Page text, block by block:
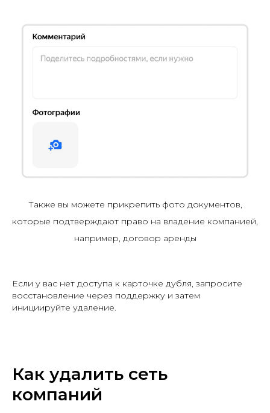
Также вы можете прикрепить фото документов,
которые подтверждают право на владение компанией,
например, договор аренды
Если у вас нет доступа к карточке дубля, запросите
восстановление через поддержку и затем
инициируйте удаление.
Как удалить сеть
компаний